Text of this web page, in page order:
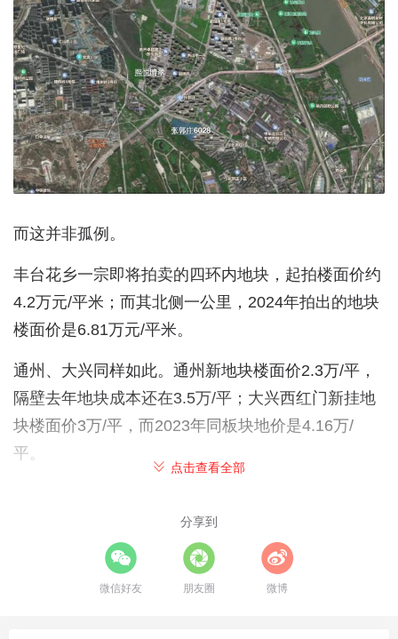
而这并非孤例。
丰台花乡一宗即将拍卖的四环内地块，起拍楼面价约
4.2万元/平米；而其北侧一公里，2024年拍出的地块
楼面价是6.81万元/平米。
通州、大兴同样如此。通州新地块楼面价2.3万/平，
隔壁去年地块成本还在3.5万/平；大兴西红门新挂地
块楼面价3万/平，而2023年同板块地价是4.16万/
平。
未来入市的新房，其成本红线已被大幅拉
点击查看全部
分享到
微信好友 朋友圈 微博